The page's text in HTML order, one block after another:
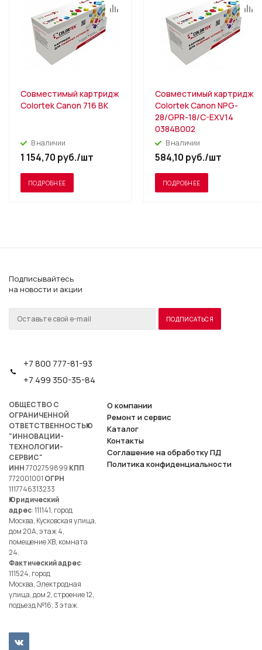
Совместимый картридж
Colortek Canon 716 BK
В наличии
1 154,70 руб./шт
ПОДРОБНЕЕ
Совместимый картридж
Colortek Canon NPG-
28/GPR-18/C-EXV14
0384B002
В наличии
584,10 руб./шт
ПОДРОБНЕЕ
Подписывайтесь
на новости и акции
+7 800 777-81-93
+7 499 350-35-84
ОБЩЕСТВО С
ОГРАНИЧЕННОЙ
ОТВЕТСТВЕННОСТЬЮ
"ИННОВАЦИИ-
ТЕХНОЛОГИИ-
СЕРВИС"
ИНН7702759899 КПП
772001001 ОГРН
1117746313233
Юридический
адрес: 111141, город
Москва, Кусковская улица,
дом 20А, этаж 4,
помещение ХВ, комната
24.
Фактический адрес:
111524, город
Москва, Электродная
улица, дом 2, строение 12,
подъезд №16, 3 этаж.
О компании
Ремонт и сервис
Каталог
Контакты
Соглашение на обработку ПД
Политика конфиденциальности